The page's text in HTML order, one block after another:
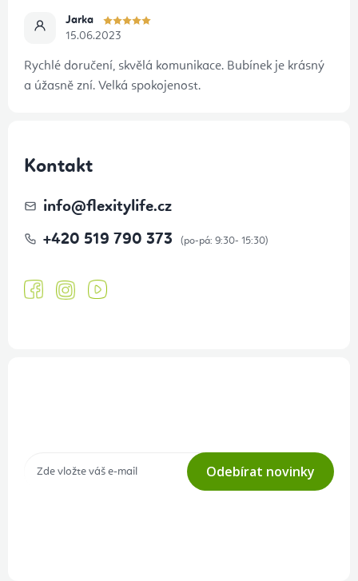
Jarka
15.06.2023
Rychlé doručení, skvělá komunikace. Bubínek je krásný
a úžasně zní. Velká spokojenost.
Kontakt
info@flexitylife.cz
+420 519 790 373
Odebírat novinky